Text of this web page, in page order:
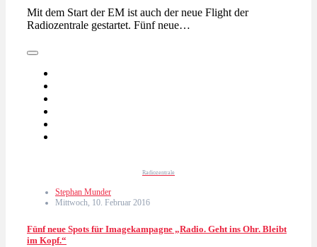
Mit dem Start der EM ist auch der neue Flight der
Radiozentrale gestartet. Fünf neue…
Radiozentrale
Stephan Munder
Mittwoch, 10. Februar 2016
Fünf neue Spots für Imagekampagne „Radio. Geht ins Ohr. Bleibt
im Kopf.“